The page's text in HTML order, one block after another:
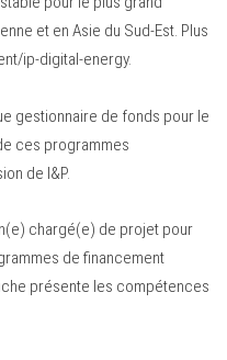
et en Asie du Sud-Est. Plus
ip-digital-energy.
gestionnaire de fonds pour le
ces programmes
de I&P.
chargé(e) de projet pour
de financement
présente les compétences